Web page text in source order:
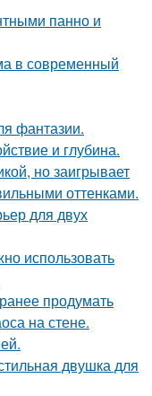
панно и
в современный
фантазии.
и глубина.
но заигрывает
оттенками.
для двух
использовать
продумать
на стене.
двушка для